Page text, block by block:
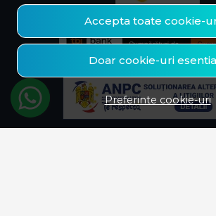
Accepta toate cookie-
Doar cookie-uri
Preferinte cookie-uri